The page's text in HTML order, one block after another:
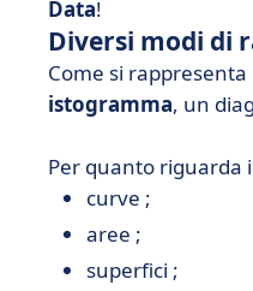
Data!
Diversi modi di
Come si
istogramma, un
Per quanto riguarda
curve ;
aree ;
superfici ;